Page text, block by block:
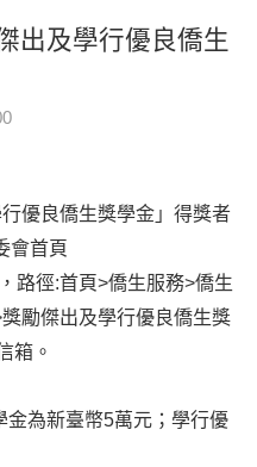
出及學行優良僑生
優良僑生獎學金」得獎者
會首頁
路徑:首頁>僑生服務>僑生
勵傑出及學行優良僑生獎
箱。
金為新臺幣5萬元；學行優